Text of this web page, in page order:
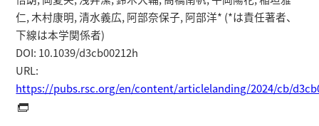
仁, 木村康明, 清水義広, 阿部奈保子, 阿部洋* (*は責任著者、
下線は本学関係者)
DOI: 10.1039/d3cb00212h
URL:
https://pubs.rsc.org/en/content/articlelanding/2024/cb/